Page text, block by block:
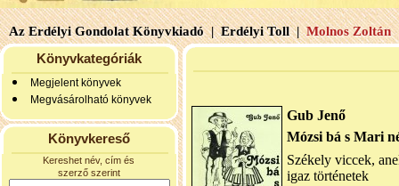
Az Erdélyi Gondolat Könyvkiadó | Erdélyi Toll | Molnos Zoltán
Könyvkategóriák
Megjelent könyvek
Megvásárolható könyvek
Könyvkereső
Kereshet név, cím és
szerző szerint
Gub Jenő
Mózsi bá s Mari
Székely viccek,
igaz történetek